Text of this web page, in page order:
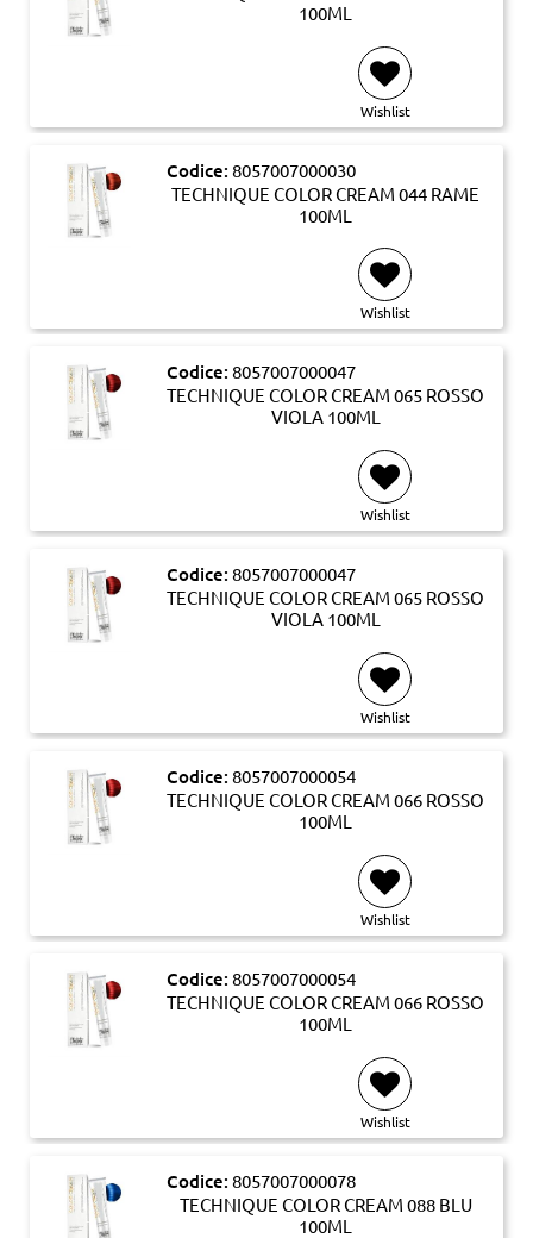
100ML
Wishlist
Codice: 8057007000030
TECHNIQUE COLOR CREAM 044 RAME
100ML
Wishlist
Codice: 8057007000047
TECHNIQUE COLOR CREAM 065 ROSSO
VIOLA 100ML
Wishlist
Codice: 8057007000047
TECHNIQUE COLOR CREAM 065 ROSSO
VIOLA 100ML
Wishlist
Codice: 8057007000054
TECHNIQUE COLOR CREAM 066 ROSSO
100ML
Wishlist
Codice: 8057007000054
TECHNIQUE COLOR CREAM 066 ROSSO
100ML
Wishlist
Codice: 8057007000078
TECHNIQUE COLOR CREAM 088 BLU
100ML